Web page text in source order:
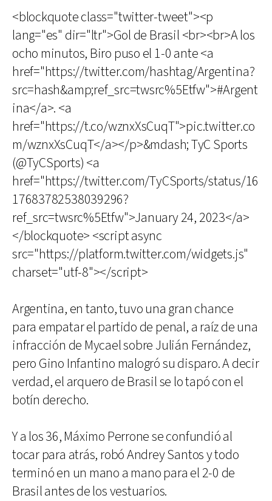
<blockquote class="twitter-tweet"><p
lang="es" dir="ltr">Gol de Brasil <br><br>A los
ocho minutos, Biro puso el 1-0 ante <a
href="https://twitter.com/hashtag/Argentina?
src=hash&amp;ref_src=twsrc%5Etfw">#Argent
ina</a>. <a
href="https://t.co/wznxXsCuqT">pic.twitter.co
m/wznxXsCuqT</a></p>&mdash; TyC Sports
(@TyCSports) <a
href="https://twitter.com/TyCSports/status/16
17683782538039296?
ref_src=twsrc%5Etfw">January 24, 2023</a>
</blockquote> <script async
src="https://platform.twitter.com/widgets.js"
charset="utf-8"></script>
Argentina, en tanto, tuvo una gran chance
para empatar el partido de penal, a raíz de una
infracción de Mycael sobre Julián Fernández,
pero Gino Infantino malogró su disparo. A decir
verdad, el arquero de Brasil se lo tapó con el
botín derecho.
Y a los 36, Máximo Perrone se confundió al
tocar para atrás, robó Andrey Santos y todo
terminó en un mano a mano para el 2-0 de
Brasil antes de los vestuarios.